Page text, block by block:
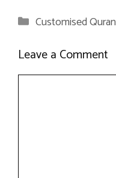
Categories
Customised Quran
Leave a Comment